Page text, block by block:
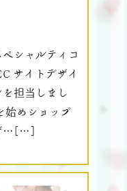
シャルティコ
サイトデザイ
担当しまし
始めショップ
…[…]